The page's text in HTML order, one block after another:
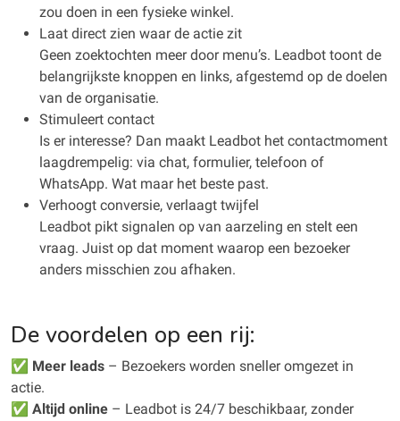
zou doen in een fysieke winkel.
Laat direct zien waar de actie zit
Geen zoektochten meer door menu’s. Leadbot toont de
belangrijkste knoppen en links, afgestemd op de doelen
van de organisatie.
Stimuleert contact
Is er interesse? Dan maakt Leadbot het contactmoment
laagdrempelig: via chat, formulier, telefoon of
WhatsApp. Wat maar het beste past.
Verhoogt conversie, verlaagt twijfel
Leadbot pikt signalen op van aarzeling en stelt een
vraag. Juist op dat moment waarop een bezoeker
anders misschien zou afhaken.
De voordelen op een rij:
✅ Meer leads – Bezoekers worden sneller omgezet in
actie.
✅ Altijd online – Leadbot is 24/7 beschikbaar, zonder